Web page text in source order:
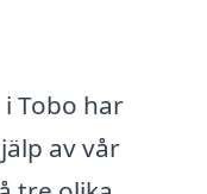
Tobo har
av vår